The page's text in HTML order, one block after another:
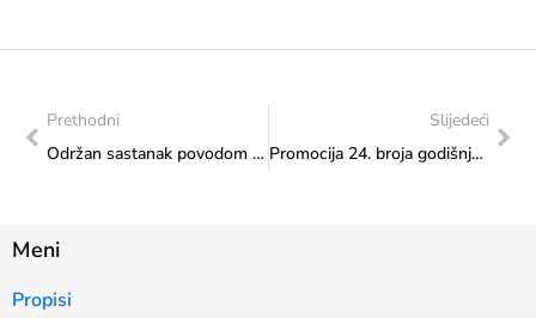
Prethodni
Održan sastanak povodom pregleda provođenja Pekinške deklaracije i platforme za akciju +30
Slijedeći
Promocija 24. broja godišnjaka “Naše starine” danas u 14:00 sati u Ministarstvu
Meni
Propisi